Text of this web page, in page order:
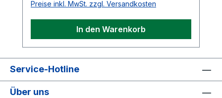
Preise inkl. MwSt. zzgl. Versandkosten
In den Warenkorb
Service-Hotline
Über uns